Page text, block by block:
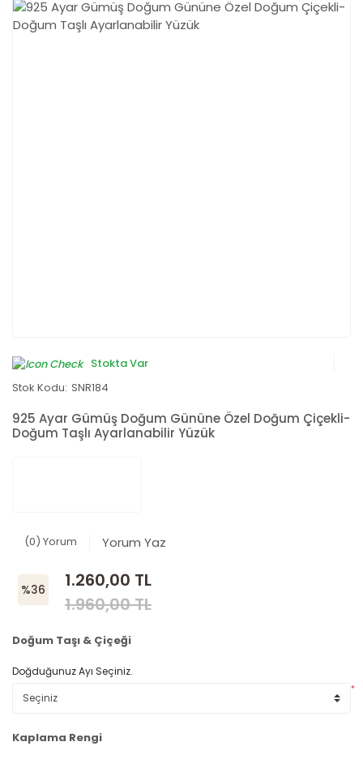
Stokta Var
Stok Kodu: SNR184
925 Ayar Gümüş Doğum Gününe Özel Doğum Çiçekli-
Doğum Taşlı Ayarlanabilir Yüzük
(0) Yorum Yorum Yaz
%36
1.260,00 TL
1.960,00 TL
Doğum Taşı & Çiçeği
Doğduğunuz Ayı Seçiniz.
*
Kaplama Rengi